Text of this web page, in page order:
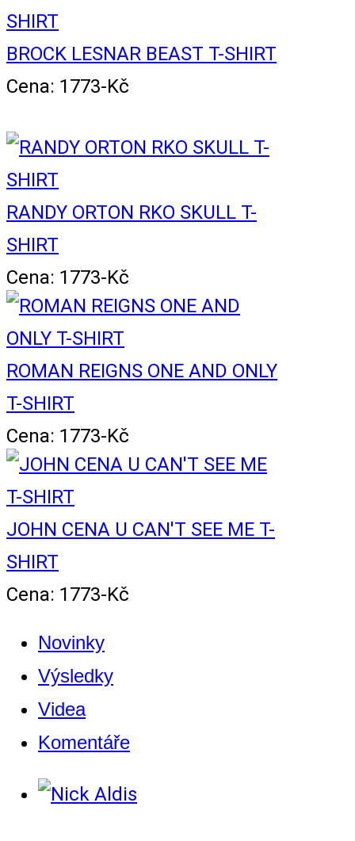
BROCK LESNAR BEAST T-SHIRT
Cena: 1773-Kč
RANDY ORTON RKO SKULL T-
SHIRT
Cena: 1773-Kč
ROMAN REIGNS ONE AND ONLY
T-SHIRT
Cena: 1773-Kč
JOHN CENA U CAN'T SEE ME T-
SHIRT
Cena: 1773-Kč
Novinky
Výsledky
Videa
Komentáře